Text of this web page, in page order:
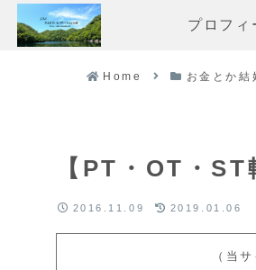
プロフィ
Home お金とか結
【PT・OT・
2016.11.09 2019.01.06
（当